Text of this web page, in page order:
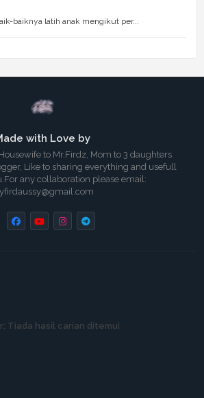
baiknya latih anak mengikut per...
with Love by
to Mr.Firdz, Mom to 3 daughters
Like to sharing everything and usefull
any collaboration please email:
Tiada hasil carian ditemui